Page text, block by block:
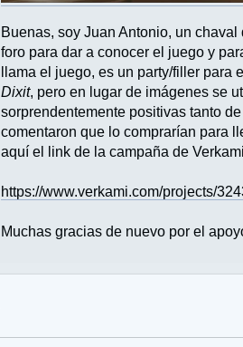
Buenas, soy Juan Antonio, un
foro para dar a conocer el juego y
llama el juego, es un party/filler
Dixit, pero en lugar de imágenes se
sorprendentemente positivas tanto
comentaron que lo comprarían para
aquí el link de la campaña de
https://www.verkami.com/projects/
Muchas gracias de nuevo por el